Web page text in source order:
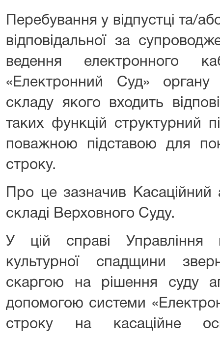
Перебування у відпустці та/
відповідальної за
ведення електронного
«Електронний Суд»
складу якого входить
таких функцій структурний
поважною підставою для
строку.
Про це зазначив Касаційний
складі Верховного Суду.
У цій справі Управління
культурної спадщини
скаргою на рішення суду
допомогою системи
строку на касаційне